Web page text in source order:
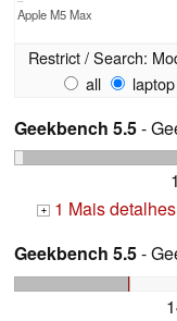
Apple M5 Max
Restrict / Search:
all
laptop
Geekbench 5.5-
+ 1 Mais detalhes
Geekbench 5.5-